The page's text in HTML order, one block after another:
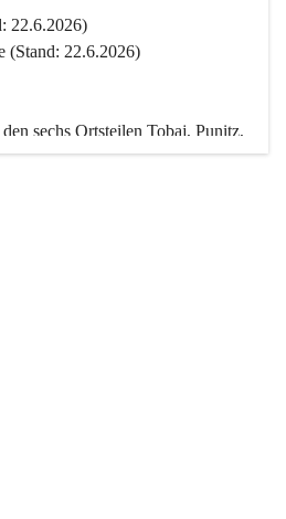
22.6.2026)
(Stand: 22.6.2026)
sechs Ortsteilen Tobaj, Punitz,
Kroatisch Tschantschendorf,